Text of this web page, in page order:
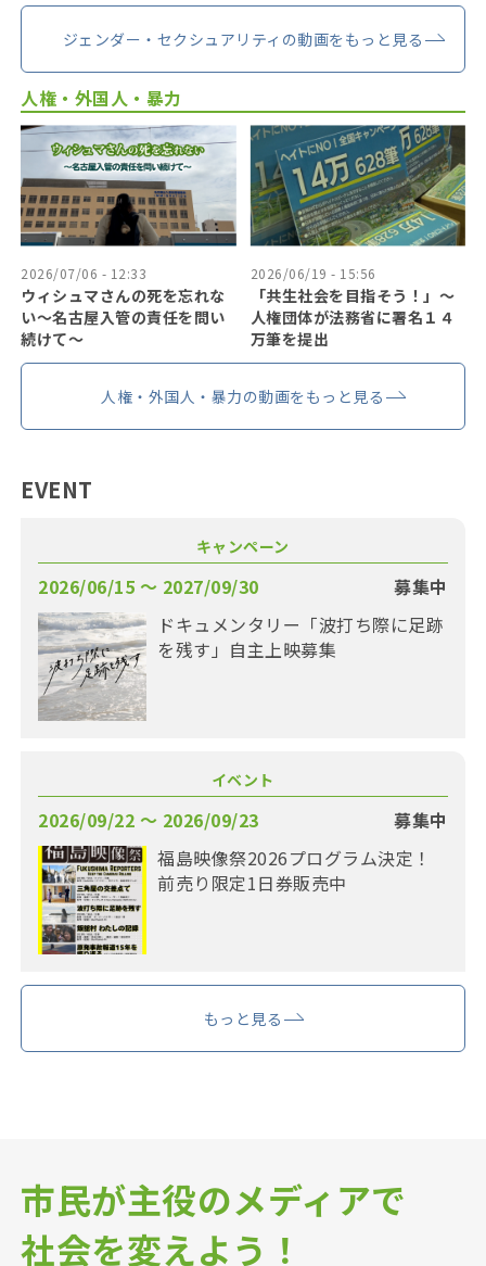
ジェンダー・セクシュアリティの動画をもっと見る
人権・外国人・暴力
2026/07/06 - 12:33
ウィシュマさんの死を忘れな
い〜名古屋入管の責任を問い
続けて〜
2026/06/19 - 15:56
「共生社会を目指そう！」〜
人権団体が法務省に署名１４
万筆を提出
人権・外国人・暴力の動画をもっと見る
EVENT
キャンペーン
2026/06/15 〜 2027/09/30
募集中
ドキュメンタリー「波打ち際に足跡
を残す」自主上映募集
イベント
2026/09/22 〜 2026/09/23
募集中
福島映像祭2026プログラム決定！
前売り限定1日券販売中
もっと見る
市民が主役のメディアで
社会を変えよう！